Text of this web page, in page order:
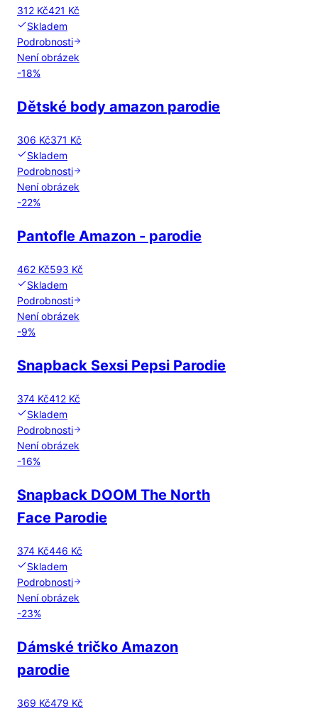
312 Kč421 Kč
Skladem
Podrobnosti
Není obrázek
-18%
Dětské body amazon parodie
306 Kč371 Kč
Skladem
Podrobnosti
Není obrázek
-22%
Pantofle Amazon - parodie
462 Kč593 Kč
Skladem
Podrobnosti
Není obrázek
-9%
Snapback Sexsi Pepsi Parodie
374 Kč412 Kč
Skladem
Podrobnosti
Není obrázek
-16%
Snapback DOOM The North
Face Parodie
374 Kč446 Kč
Skladem
Podrobnosti
Není obrázek
-23%
Dámské tričko Amazon
parodie
369 Kč479 Kč